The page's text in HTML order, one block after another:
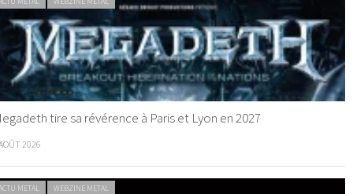
tire sa révérence à Paris et Lyon en 2027
2026
METAL WEBZINE METAL